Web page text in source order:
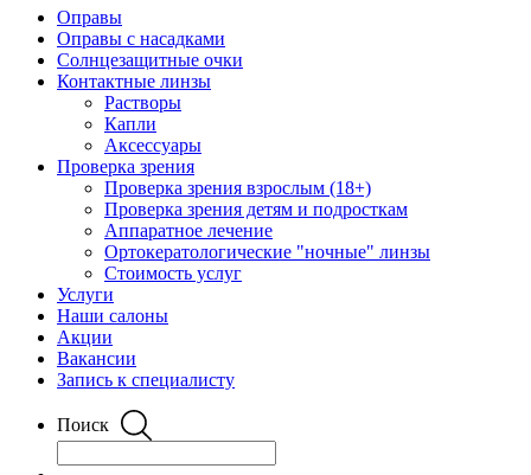
Оправы
Оправы с насадками
Солнцезащитные очки
Контактные линзы
Растворы
Капли
Аксессуары
Проверка зрения
Проверка зрения взрослым (18+)
Проверка зрения детям и подросткам
Аппаратное лечение
Ортокератологические "ночные" линзы
Стоимость услуг
Услуги
Наши салоны
Акции
Вакансии
Запись к специалисту
Поиск